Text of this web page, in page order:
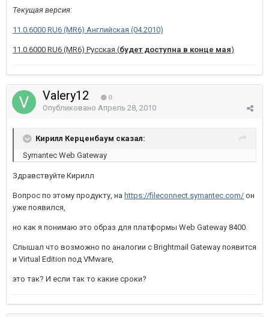
Текущая версия:
11.0.6000 RU6 (MR6) Английская (04.2010)
11.0.6000 RU6 (MR6) Русская (будет доступна в конце мая)
Valery12 0
Опубликовано Апрель 28, 2010
Кирилл Керценбаум сказал:
Symantec Web Gateway
Здравствуйте Кирилл
Вопрос по этому продукту, на https://fileconnect.symantec.com/ он
уже появился,
но как я понимаю это образ для платформы Web Gateway 8400.
Слышал что возможно по аналогии с Brightmail Gateway появится
и Virtual Edition под VMware,
это так? И если так то какие сроки?